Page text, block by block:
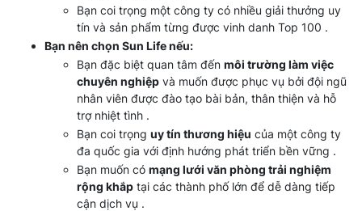
Bạn coi trọng một công ty có nhiều giải thưởng uy
tín và sản phẩm từng được vinh danh Top 100 .
Bạn nên chọn Sun Life nếu:
Bạn đặc biệt quan tâm đến môi trường làm việc
chuyên nghiệp và muốn được phục vụ bởi đội ngũ
nhân viên được đào tạo bài bản, thân thiện và hỗ
trợ nhiệt tình .
Bạn coi trọng uy tín thương hiệu của một công ty
đa quốc gia với định hướng phát triển bền vững .
Bạn muốn có mạng lưới văn phòng trải nghiệm
rộng khắp tại các thành phố lớn để dễ dàng tiếp
cận dịch vụ .